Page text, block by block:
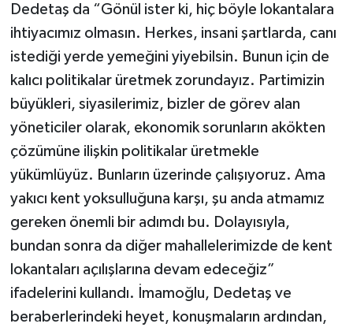
Dedetaş da “Gönül ister ki, hiç böyle lokantalara
ihtiyacımız olmasın. Herkes, insani şartlarda, canı
istediği yerde yemeğini yiyebilsin. Bunun için de
kalıcı politikalar üretmek zorundayız. Partimizin
büyükleri, siyasilerimiz, bizler de görev alan
yöneticiler olarak, ekonomik sorunların akökten
çözümüne ilişkin politikalar üretmekle
yükümlüyüz. Bunların üzerinde çalışıyoruz. Ama
yakıcı kent yoksulluğuna karşı, şu anda atmamız
gereken önemli bir adımdı bu. Dolayısıyla,
bundan sonra da diğer mahallelerimizde de kent
lokantaları açılışlarına devam edeceğiz”
ifadelerini kullandı. İmamoğlu, Dedetaş ve
beraberlerindeki heyet, konuşmaların ardından,